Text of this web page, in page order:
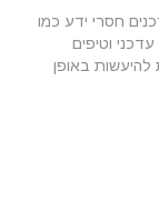
חסרי ידע כמו
וטיפים
להיעשות באופן